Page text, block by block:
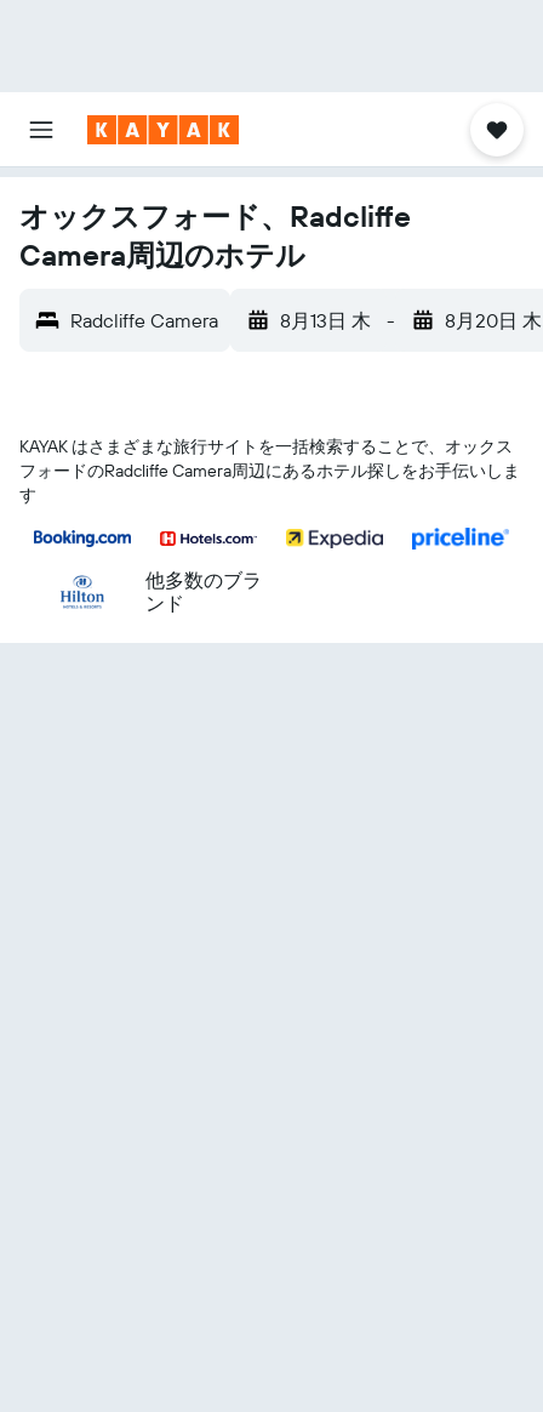
オックスフォード、Radcliffe
Camera周辺のホテル
Radcliffe Camera 8月13日 木 - 8月20日 木
KAYAK はさまざまな旅行サイトを一括検索することで、オックス
フォード​のRadcliffe Camera​周辺にあるホテル探しをお手伝いしま
す
他多数のブラ
ンド